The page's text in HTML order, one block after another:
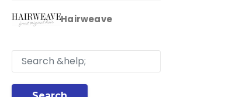
Hairweave